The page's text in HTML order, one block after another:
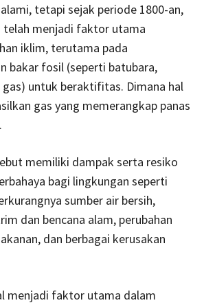
tetapi sejak periode 1800-an,
telah menjadi faktor utama
iklim, terutama pada
bakar fosil (seperti batubara,
untuk beraktifitas. Dimana hal
gas yang memerangkap panas
memiliki dampak serta resiko
bagi lingkungan seperti
sumber air bersih,
dan bencana alam, perubahan
dan berbagai kerusakan
menjadi faktor utama dalam